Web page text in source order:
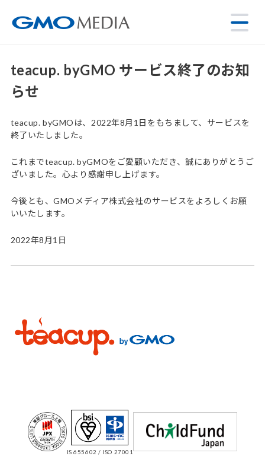
teacup. byGMO サービス終了のお知
らせ
teacup. byGMOは、2022年8月1日をもちまして、サービスを
終了いたしました。
これまでteacup. byGMOをご愛顧いただき、誠にありがとうご
ざいました。心より感謝申し上げます。
今後とも、GMOメディア株式会社のサービスをよろしくお願
いいたします。
2022年8月1日
IS 655602 / ISO 27001